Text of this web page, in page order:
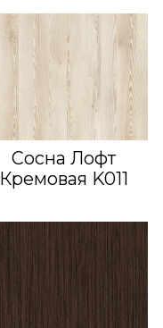
Сосна Лофт
Кремовая K011